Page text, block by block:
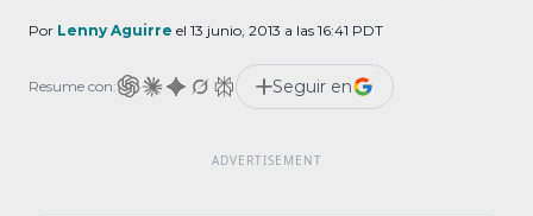
Flatbush Avenue, en la zona de Brooklyn,
Viva Movil a un mes de haber anunciado la
creación de la empresa en conjunto […]
Por Lenny Aguirre el 13 junio, 2013 a las 16:41 PDT
Resume con: Seguir en